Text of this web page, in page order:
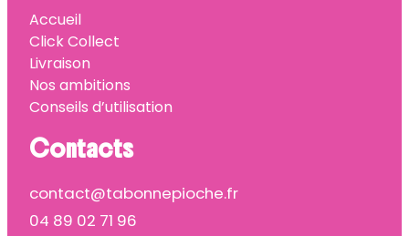
Accueil
Click Collect
Livraison
Nos ambitions
Conseils d’utilisation
Contacts
contact@tabonnepioche.fr
04 89 02 71 96